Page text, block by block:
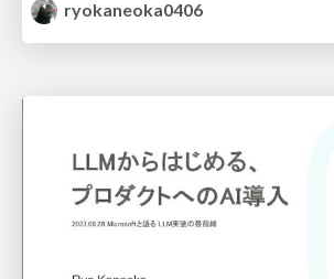
ryokaneoka0406